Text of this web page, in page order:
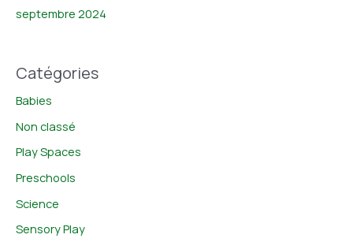
septembre 2024
Catégories
Babies
Non classé
Play Spaces
Preschools
Science
Sensory Play